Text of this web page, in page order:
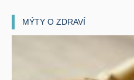
MÝTY O ZDRAVÍ